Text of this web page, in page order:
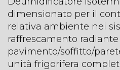
dimensionato per il
relativa ambiente nei
raffrescamento radiante
pavimento/soffitto/
unità frigorifera